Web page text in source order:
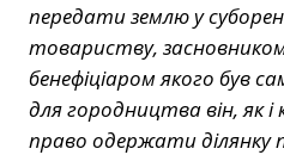
передати землю у
товариству, засновником
бенефіціаром якого був
для городництва він, як
право одержати ділянку